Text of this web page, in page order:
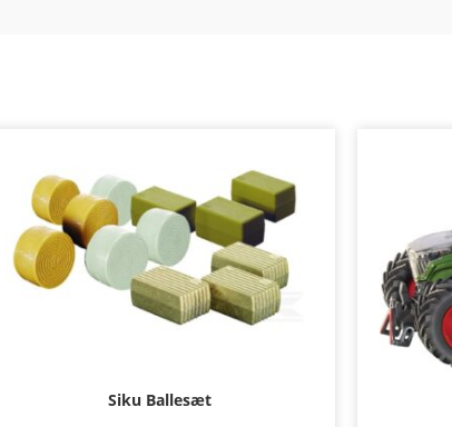
Siku Ballesæt